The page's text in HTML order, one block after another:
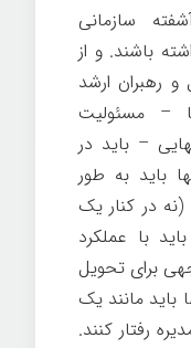
سازمانی
باشند. و از
رهبران ارشد
– مسئولیت
– باید در
باید به طور
(نه در کنار یک
با عملکرد
برای تحویل
باید مانند یک
رفتار کنند.